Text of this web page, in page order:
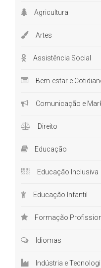
Agricultura
Artes
Assistência Social
Bem-estar e
Comunicação e
Direito
Educação
Educação Inclusiva
Educação Infantil
Formação
Idiomas
Indústria e